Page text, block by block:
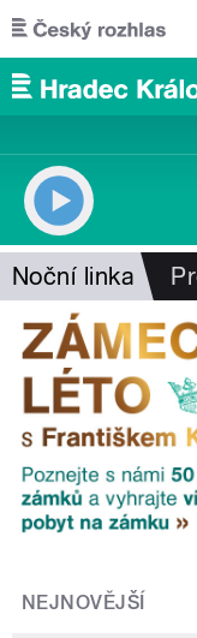
Přejít k hlavnímu
Noční linka
NEJNOVĚJŠÍ